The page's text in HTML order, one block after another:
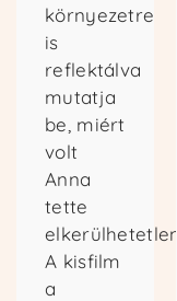
környezetre
is
reflektálva
mutatja
be, miért
volt
Anna
tette
elkerülhetetlen.
A kisfilm
a